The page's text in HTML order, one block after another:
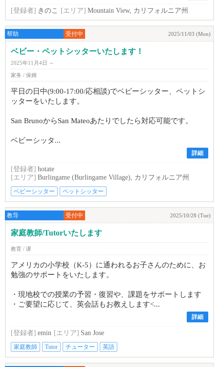
[登録者] きのこ [エリア] Mountain View, カリフォルニア州
帮助 受付中 2025/11/03 (Mon)
ベビー・ペットシッターいたします！
2025年11月4日 ～
家务 / 保姆
平日の日中(9:00-17:00/応相談)でベビーシッター、ペットシ
ッターをいたします。
San BrunoからSan Mateoあたりでしたら対応可能です。
ベビーシッタ...
詳細
[登録者] hotate
[エリア] Burlingame (Burlingame Village), カリフォルニア州
ベビーシッター ペットシッター
教导 受付中 2025/10/28 (Tue)
家庭教師/Tutorいたします
教育 / 课
アメリカの小学校（K-5）に通われるお子さんのために、お
勉強のサポートをいたします。
・現地校での授業の予習・復習や、課題をサポートします
・ご要望に応じて、英会話もお教えします<...
詳細
[登録者] emin [エリア] San Jose
家庭教師 Tutor チューター 英語